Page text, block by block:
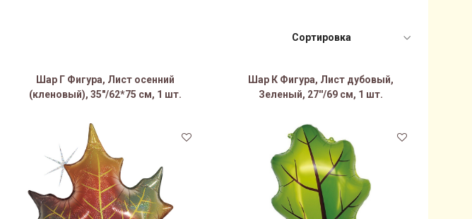
Шар Г Фигура, Лист осенний
(кленовый), 35"/62*75 см, 1 шт.
Шар К Фигура, Лист дубовый,
Зеленый, 27''/69 см, 1 шт.